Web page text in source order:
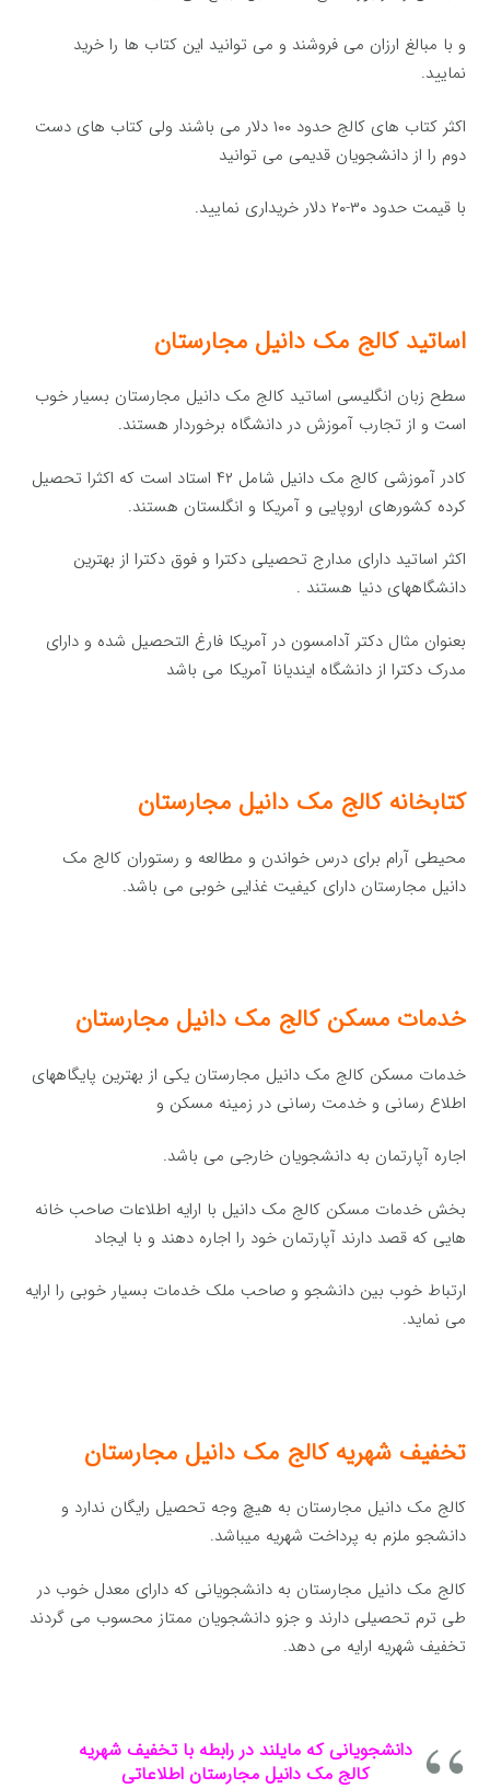
و با مبالغ ارزان می فروشند و می توانید این کتاب ها را خرید
نمایید.
اکثر کتاب های کالج حدود ۱۰۰ دلار می باشند ولی کتاب های دست
دوم را از دانشجویان قدیمی می توانید
با قیمت حدود ۳۰-۲۰ دلار خریداری نمایید.
اساتید کالج مک دانیل مجارستان
سطح زبان انگلیسی اساتید کالج مک دانیل مجارستان بسیار خوب
است و از تجارب آموزش در دانشگاه برخوردار هستند.
کادر آموزشی کالج مک دانیل شامل ۴۲ استاد است که اکثرا تحصیل
کرده کشورهای اروپایی و آمریکا و انگلستان هستند.
اکثر اساتید دارای مدارج تحصیلی دکترا و فوق دکترا از بهترین
دانشگاههای دنیا هستند .
بعنوان مثال دکتر آدامسون در آمریکا فارغ التحصیل شده و دارای
مدرک دکترا از دانشگاه ایندیانا آمریکا می باشد
کتابخانه کالج مک دانیل مجارستان
محیطی آرام برای درس خواندن و مطالعه و رستوران کالج مک
دانیل مجارستان دارای کیفیت غذایی خوبی می باشد.
خدمات مسکن کالج مک دانیل مجارستان
خدمات مسکن کالج مک دانیل مجارستان یکی از بهترین پایگاههای
اطلاع رسانی و خدمت رسانی در زمینه مسکن و
اجاره آپارتمان به دانشجویان خارجی می باشد.
بخش خدمات مسکن کالج مک دانیل با ارایه اطلاعات صاحب خانه
هایی که قصد دارند آپارتمان خود را اجاره دهند و با ایجاد
ارتباط خوب بین دانشجو و صاحب ملک خدمات بسیار خوبی را ارایه
می نماید.
تخفیف شهریه کالج مک دانیل مجارستان
کالج مک دانیل مجارستان به هیچ وجه تحصیل رایگان ندارد و
دانشجو ملزم به پرداخت شهریه میباشد.
کالج مک دانیل مجارستان به دانشجویانی که دارای معدل خوب در
طی ترم تحصیلی دارند و جزو دانشجویان ممتاز محسوب می گردند
تخفیف شهریه ارایه می دهد.
دانشجویانی که مایلند در رابطه با تخفیف شهریه
کالج مک دانیل مجارستان اطلاعاتی